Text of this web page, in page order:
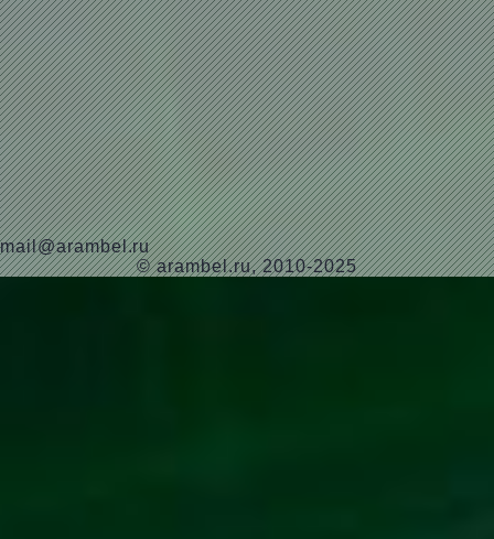
mail@arambel.ru
© arambel.ru, 2010-2025